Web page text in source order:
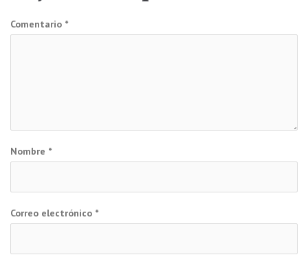
Comentario *
Nombre *
Correo electrónico *